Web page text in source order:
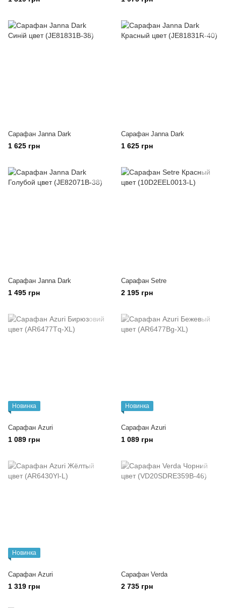
Сарафан Janna Dark
1 625 грн
Сарафан Janna Dark
1 625 грн
Сарафан Janna Dark
1 495 грн
Сарафан Setre
2 195 грн
Новинка
Сарафан Azuri
1 089 грн
Новинка
Сарафан Azuri
1 089 грн
Новинка
Сарафан Azuri
1 319 грн
Сарафан Verda
2 735 грн